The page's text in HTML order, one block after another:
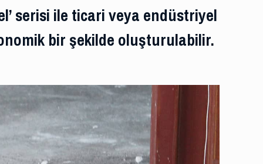
serisi ile ticari veya endüstriyel
bir şekilde oluşturulabilir.